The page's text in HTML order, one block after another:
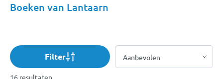
Boeken van Lantaarn
Filter
16 resultaten